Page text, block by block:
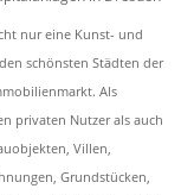
nur eine Kunst- und
schönsten Städten der
Als
privaten Nutzer als auch
Villen,
Grundstücken,